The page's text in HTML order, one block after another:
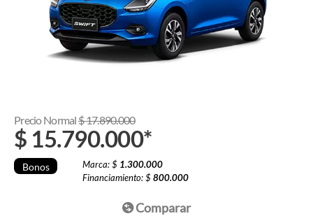
Precio Normal$17.890.000
$ 15.790.000*
Bonos Marca: $ 1.300.000
Financiamiento: $ 800.000
Comparar